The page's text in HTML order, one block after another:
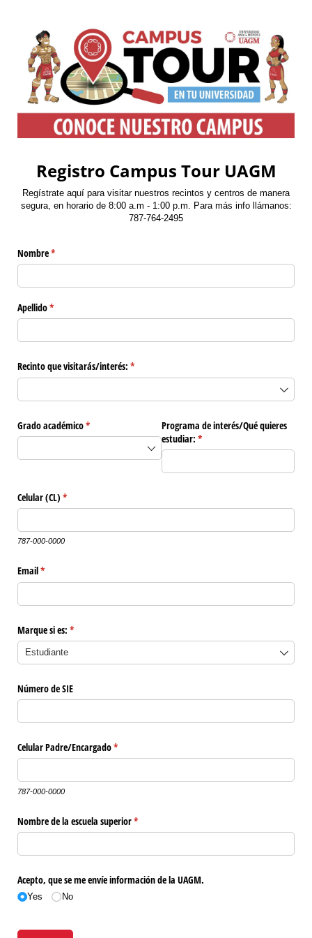
Registro Campus Tour UAGM
Regístrate aquí para visitar nuestros recintos y centros de manera
segura, en horario de 8:00 a.m - 1:00 p.m. Para más info llámanos:
787-764-2495
Nombre*
(required)
Apellido*
(required)
Recinto que visitarás/​interés: *
(required)
Grado académico*
(required)
Programa de interés/​Qué quieres
estudiar: *
(required)
Celular (CL) *
(required)
787-000-0000
Email*
(required)
Marque si es: *
(required)
Número de SIE
Celular Padre/​Encargado*
(required)
787-000-0000
Nombre de la escuela superior*
(required)
Acepto, que se me envíe información de la UAGM.
Yes No